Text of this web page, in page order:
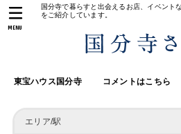
国分寺で暮らすと出会えるお店、イベント
をご紹介しています。
東宝ハウス国分寺 コメントはこちら
MENU
エリア/駅